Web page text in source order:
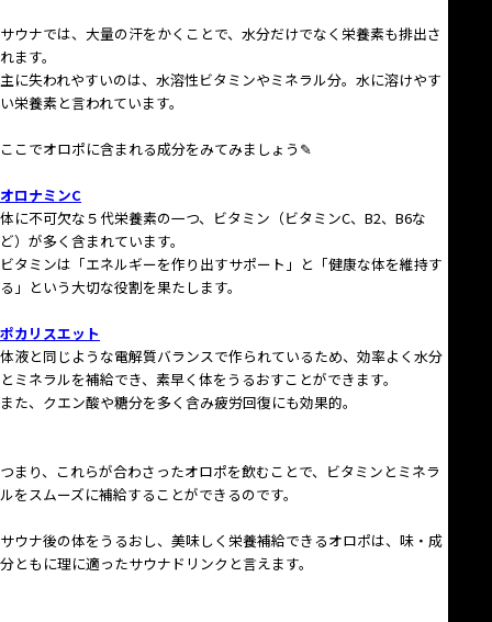
サウナでは、大量の汗をかくことで、水分だけでなく栄養素も排出さ
れます。
主に失われやすいのは、水溶性ビタミンやミネラル分。水に溶けやす
い栄養素と言われています。
ここでオロポに含まれる成分をみてみましょう✎
オロナミンC
体に不可欠な５代栄養素の一つ、ビタミン（ビタミンC、B2、B6な
ど）が多く含まれています。
ビタミンは「エネルギーを作り出すサポート」と「健康な体を維持す
る」という大切な役割を果たします。
ポカリスエット
体液と同じような電解質バランスで作られているため、効率よく水分
とミネラルを補給でき、素早く体をうるおすことができます。
また、クエン酸や糖分を多く含み疲労回復にも効果的。
つまり、これらが合わさったオロポを飲むことで、ビタミンとミネラ
ルをスムーズに補給することができるのです。
サウナ後の体をうるおし、美味しく栄養補給できるオロポは、味・成
分ともに理に適ったサウナドリンクと言えます。